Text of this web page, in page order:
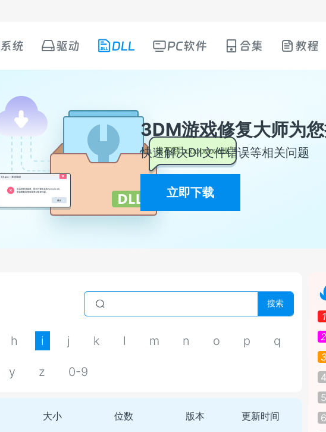
系统 驱动 DLL PC软件 合集 教程
3DM游戏修复大师为
快速解决Dll文件错误等相关问题
立即下载
搜索
h i j k l m n o p q
y z 0-9
大小 位数 版本 更新时间
1
2
3
4
5
6